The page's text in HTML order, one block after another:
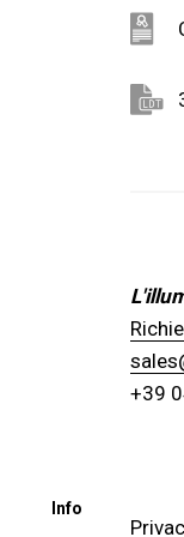
Info
+39